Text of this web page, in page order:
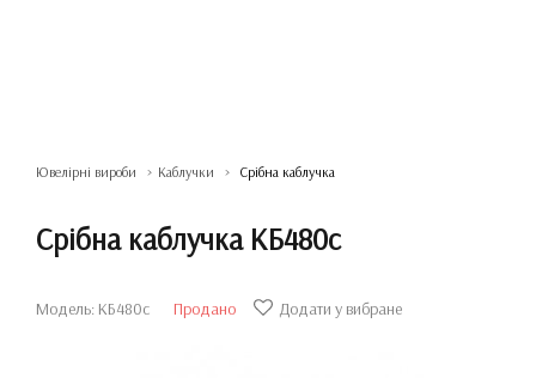
Ювелірні вироби Каблучки Срібна каблучка
Срібна каблучка КБ480с
Модель: КБ480с Продано Додати у вибране